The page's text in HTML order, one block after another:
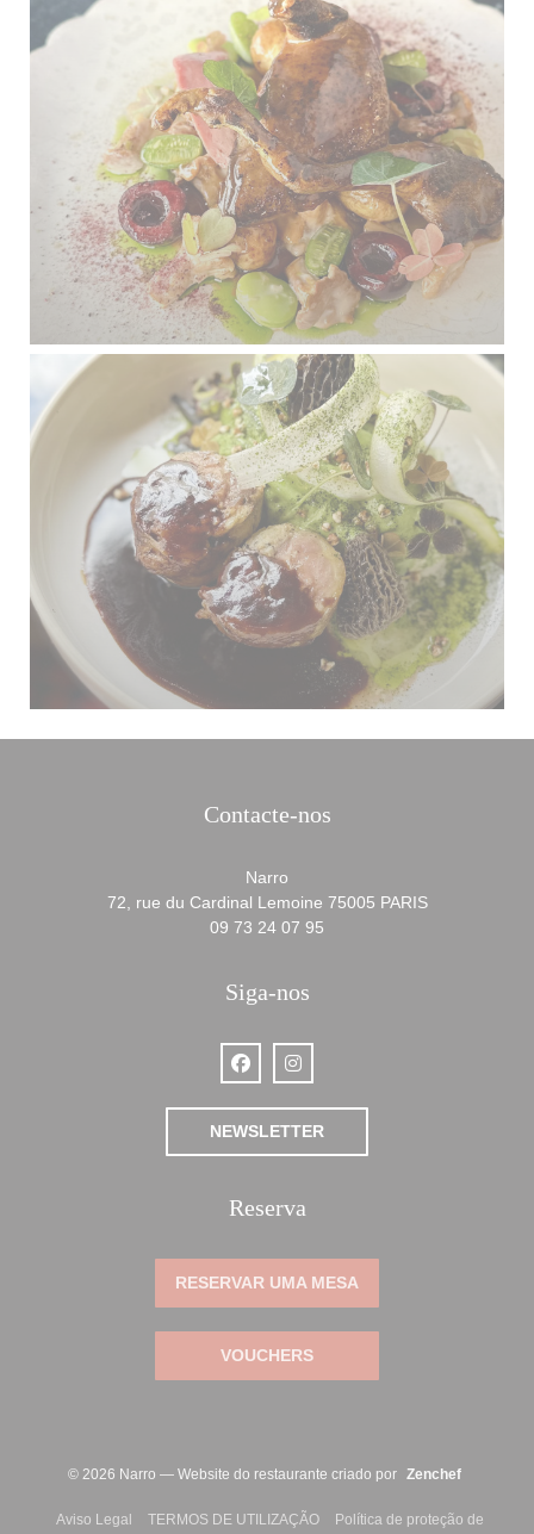
Contacte-nos
Narro
72, rue du Cardinal Lemoine 75005 PARIS((abre numa
09 73 24 07 95
Siga-nos
Facebook ((abre numa nova janela))
Instagram ((abre numa nova
NEWSLETTER
Reserva
RESERVAR UMA MESA
VOUCHERS
© 2026 Narro — Website do restaurante criado por Zenchef((abre
Aviso Legal ((abre numa nova janela))
TERMOS DE UTILIZAÇÃO((abre numa nova janela))
Política de proteção de